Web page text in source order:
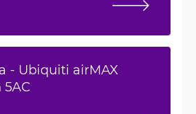
- Ubiquiti airMAX